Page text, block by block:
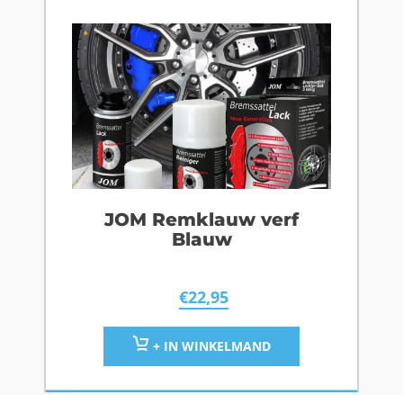
JOM Remklauw verf
Blauw
€22,95
+ IN WINKELMAND